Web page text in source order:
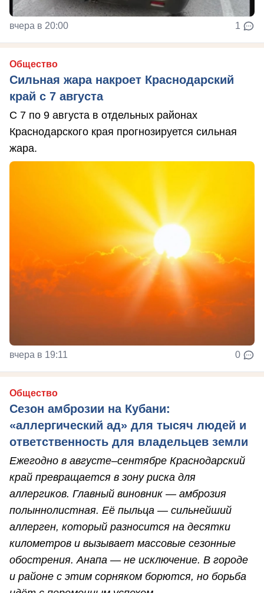
вчера в 20:00 1
Общество
Сильная жара накроет Краснодарский
край с 7 августа
С 7 по 9 августа в отдельных районах
Краснодарского края прогнозируется сильная
жара.
вчера в 19:11 0
Общество
Сезон амброзии на Кубани:
«аллергический ад» для тысяч людей и
ответственность для владельцев земли
Ежегодно в августе–сентябре Краснодарский
край превращается в зону риска для
аллергиков. Главный виновник — амброзия
полыннолистная. Её пыльца — сильнейший
аллерген, который разносится на десятки
километров и вызывает массовые сезонные
обострения. Анапа — не исключение. В городе
и районе с этим сорняком борются, но борьба